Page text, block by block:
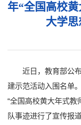
年“全国高校
大学
近日，教育部公布
建示范活动入围名单
“全国高校黄大年式教
队事迹进行了宣传报道